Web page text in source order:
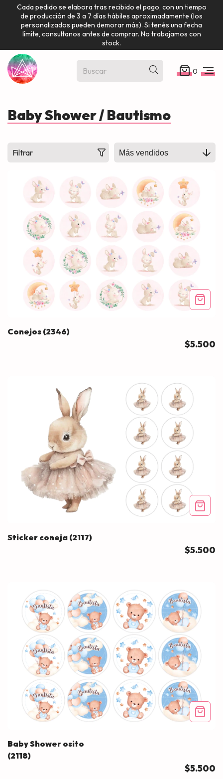
Cada pedido se elabora tras recibido el pago, con un tiempo
de producción de 3 a 7 días hábiles aproximadamente (los
personalizados pueden demorar más). Si tenés una fecha
límite, consultanos antes de comprar. No trabajamos con
stock.
0
Baby Shower / Bautismo
Filtrar
Conejos (2346)
$5.500
Sticker coneja (2117)
$5.500
Baby Shower osito
(2118)
$5.500